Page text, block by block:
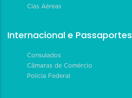
Cias Aéreas
Internacional e Passaportes
Consulados
Câmaras de Comércio
Polícia Federal